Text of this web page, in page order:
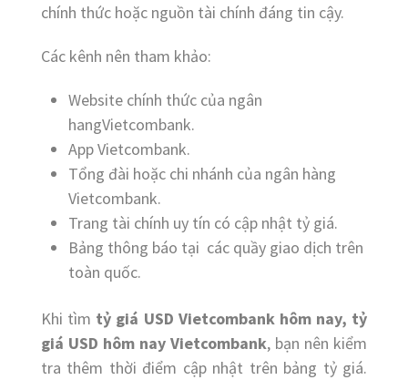
chính thức hoặc nguồn tài chính đáng tin cậy.
Các kênh nên tham khảo:
Website chính thức của ngân
hangVietcombank.
App Vietcombank.
Tổng đài hoặc chi nhánh của ngân hàng
Vietcombank.
Trang tài chính uy tín có cập nhật tỷ giá.
Bảng thông báo tại các quầy giao dịch trên
toàn quốc.
Khi tìm tỷ giá USD Vietcombank hôm nay, tỷ
giá USD hôm nay Vietcombank, bạn nên kiểm
tra thêm thời điểm cập nhật trên bảng tỷ giá.